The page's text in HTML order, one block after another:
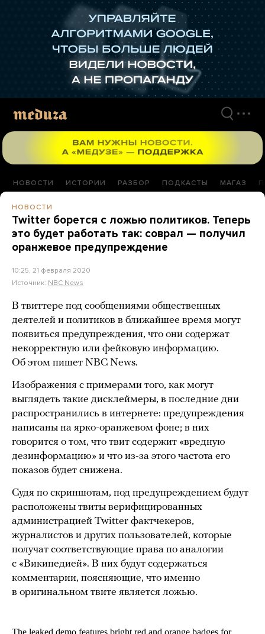
НОВОСТИ ИСТОРИИ РАЗБОР ПОДКАСТЫ МАГАЗ
НОВОСТИ
Twitter борется с ложью политиков. Теперь
это будет работать так: соврал — получил
оранжевое предупреждение
10:25, 21 февраля 2020
Источник: NBC News
В твиттере под сообщениями общественных
деятелей и политиков в ближайшее время могут
появиться предупреждения, что они содержат
некорректную или фейковую информацию.
Об этом пишет NBC News.
Изображения с примерами того, как могут
выглядеть такие дисклеймеры, в последние дни
распространились в интернете: предупреждения
написаны на ярко-оранжевом фоне; в них
говорится о том, что твит содержит «вредную
дезинформацию» и что из-за этого частота его
показов будет снижена.
Судя по скриншотам, под предупреждением будут
расположены твиты верифицированных
администрацией Twitter фактчекеров,
журналистов и других пользователей, которые
получат соответствующие права по аналогии
с «Википедией». В них будут содержаться
комментарии, поясняющие, что именно
в оригинальном твите является ложью.